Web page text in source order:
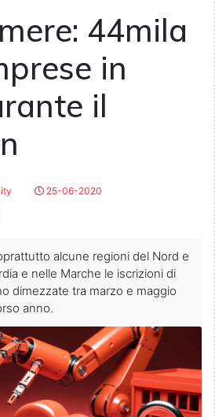
44mila
in
il
25-06-2020
alcune regioni del Nord e
e nelle Marche le iscrizioni di
dimezzate tra marzo e maggio
anno.